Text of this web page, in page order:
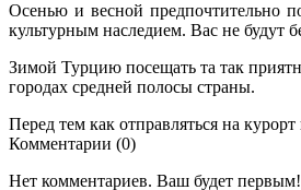
Осенью и весной предпочтительно
культурным наследием. Вас не будут
Зимой Турцию посещать та так
городах средней полосы страны.
Перед тем как отправляться на
Комментарии (0)
Нет комментариев. Ваш будет первым!